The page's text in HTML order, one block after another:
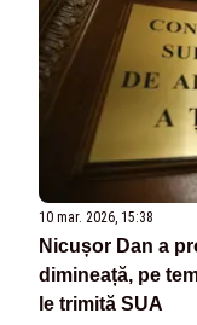
10 mar. 2026, 15:38
Nicușor Dan a
dimineață, pe
le trimită SUA